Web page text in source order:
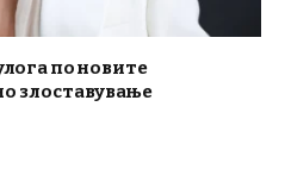
по новите
злоставување